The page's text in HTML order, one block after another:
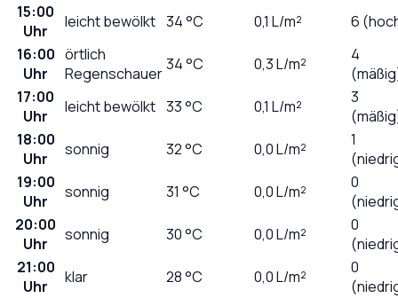
15:00
Uhr
leicht bewölkt 34°C 0,1 L/m²
6
16:00
Uhr
örtlich
Regenschauer34°C 0,3L/m²
4
17:00
Uhr
leicht bewölkt 33°C 0,1 L/m²
3
18:00
Uhr
sonnig 32°C 0,0L/m²
1
19:00
Uhr
sonnig 31 °C 0,0L/m²
0
20:00
Uhr
sonnig 30°C 0,0L/m²
0
21:00
Uhr
klar 28°C 0,0L/m²
0